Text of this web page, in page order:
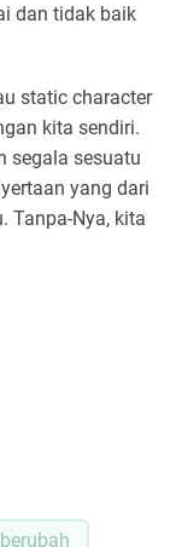
dan tidak baik
static character
kita sendiri.
segala sesuatu
yang dari
Tanpa-Nya, kita
berubah